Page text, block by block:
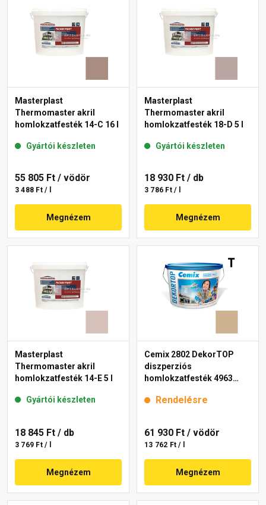
Masterplast
Thermomaster akril
homlokzatfesték 14-C 16 l
Gyártói készleten
55 805 Ft / vödör
3 488 Ft / l
Megnézem
Masterplast
Thermomaster akril
homlokzatfesték 18-D 5 l
Gyártói készleten
18 930 Ft / db
3 786 Ft / l
Megnézem
Masterplast
Thermomaster akril
homlokzatfesték 14-E 5 l
Gyártói készleten
18 845 Ft / db
3 769 Ft / l
Megnézem
Cemix 2802 DekorTOP
diszperziós
homlokzatfesték 4963
Rendelésre
61 930 Ft / vödör
13 762 Ft / l
Megnézem